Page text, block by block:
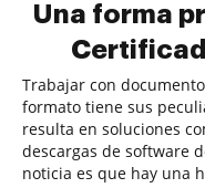
Una forma
Trabajar con
formato tiene sus
resulta en soluciones
descargas de software
noticia es que hay una